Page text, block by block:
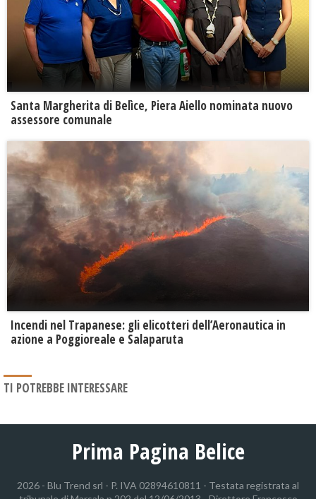
Santa Margherita di Belìce, Piera Aiello nominata nuovo
assessore comunale
Incendi nel Trapanese: gli elicotteri dell’Aeronautica in
azione a Poggioreale e Salaparuta
TI POTREBBE INTERESSARE
Prima Pagina Belice
2026 - Blu Trend srl - P. IVA 02894610811 - Testata registrata al